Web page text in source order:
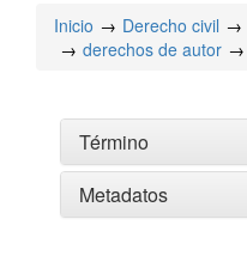
Inicio Derecho civil
derechos de autor
Término
Metadatos